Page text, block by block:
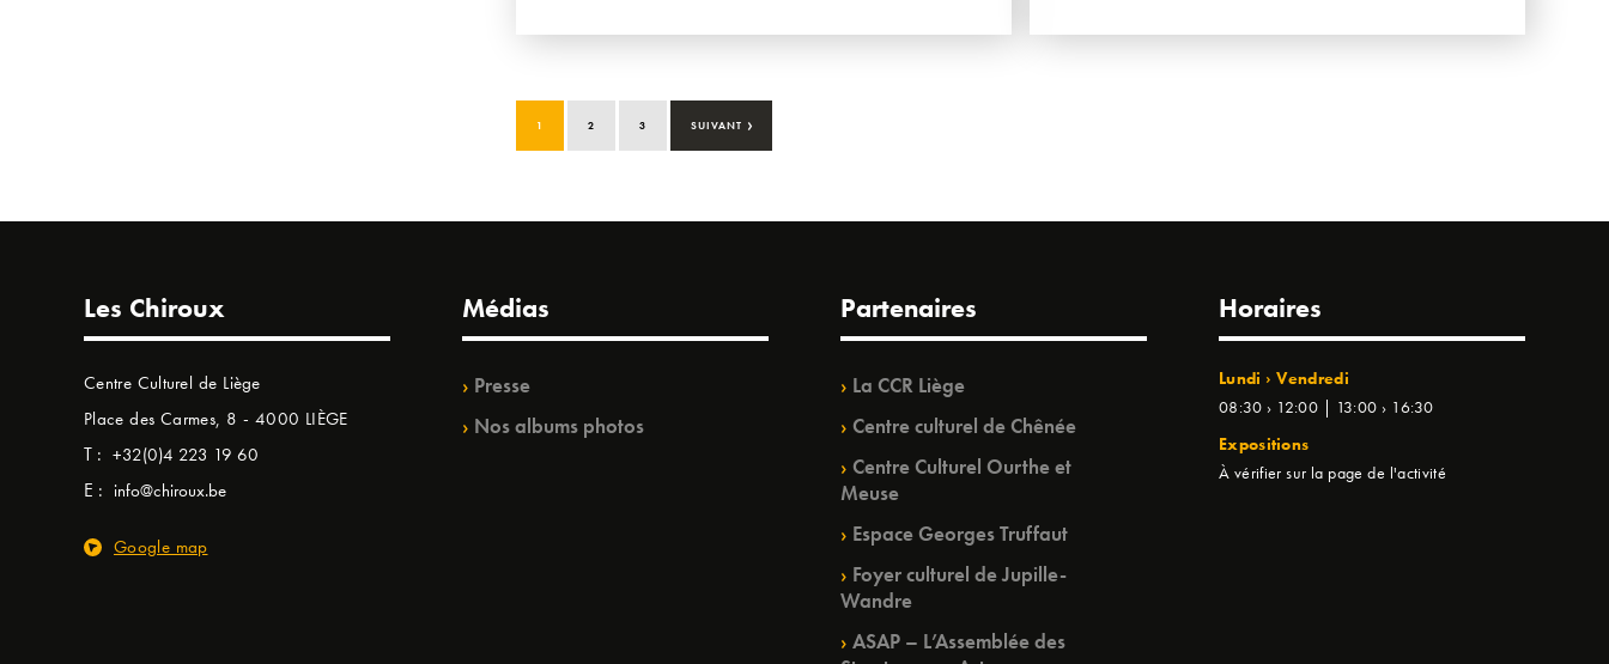
1 2 3 SUIVANT ›
Les Chiroux
Centre Culturel de Liège
Place des Carmes, 8 - 4000 LIÈGE
T : +32(0)4 223 19 60
E : info@chiroux.be
Google map
Médias
Presse
Nos albums photos
Partenaires
La CCR Liège
Centre culturel de Chênée
Centre Culturel Ourthe et
Meuse
Espace Georges Truffaut
Foyer culturel de Jupille-
Wandre
ASAP – L’Assemblée des
Horaires
Lundi › Vendredi
08:30 › 12:00 | 13:00 › 16:30
Expositions
À vérifier sur la page de l'activité